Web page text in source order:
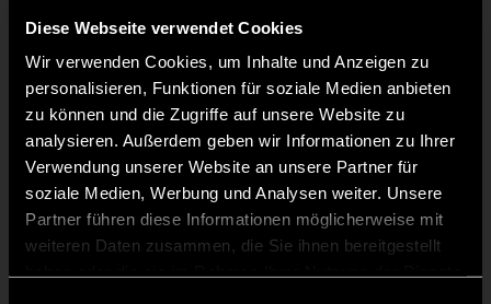
Diese Webseite verwendet Cookies
Wir verwenden Cookies, um Inhalte und Anzeigen zu
personalisieren, Funktionen für soziale Medien anbieten
zu können und die Zugriffe auf unsere Website zu
analysieren. Außerdem geben wir Informationen zu Ihrer
Verwendung unserer Website an unsere Partner für
soziale Medien, Werbung und Analysen weiter. Unsere
Partner führen diese Informationen möglicherweise mit
weiteren Daten zusammen, die Sie ihnen bereitgestellt
Cosima V. 29
Staff